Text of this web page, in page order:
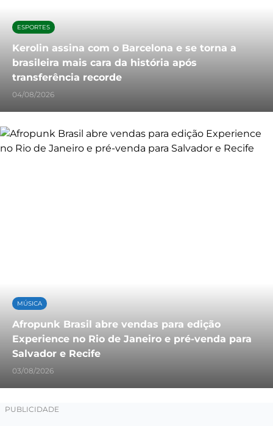
ESPORTES
Kerolin assina com o Barcelona e se torna a
brasileira mais cara da história após
transferência recorde
04/08/2026
MÚSICA
Afropunk Brasil abre vendas para edição
Experience no Rio de Janeiro e pré-venda para
Salvador e Recife
03/08/2026